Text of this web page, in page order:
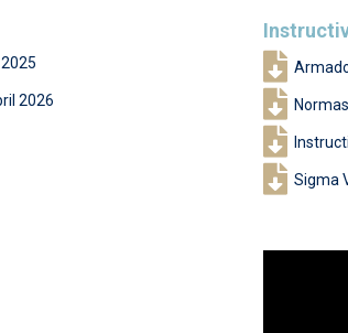
2026
Sigma